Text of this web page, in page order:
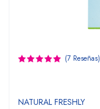
(7 Reseñas)
NATURAL FRESHLY